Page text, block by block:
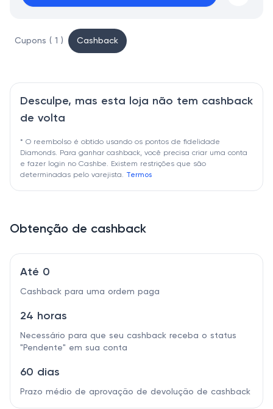
Cupons ( 1 ) Cashback
Desculpe, mas esta loja não tem cashback
de volta
* O reembolso é obtido usando os pontos de fidelidade
Diamonds. Para ganhar cashback, você precisa criar uma conta
e fazer login no Cashbe. Existem restrições que são
determinadas pelo varejista. Termos
Obtenção de cashback
Até 0
Cashback para uma ordem paga
24 horas
Necessário para que seu cashback receba o status
"Pendente" em sua conta
60 dias
Prazo médio de aprovação de devolução de cashback